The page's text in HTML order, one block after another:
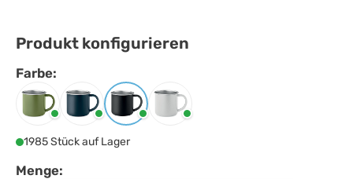
Produkt konfigurieren
Farbe:
Farbe auswählen
DunkelgrünMarineblauSchwarz Weiss
1985 Stück auf Lager
Menge: